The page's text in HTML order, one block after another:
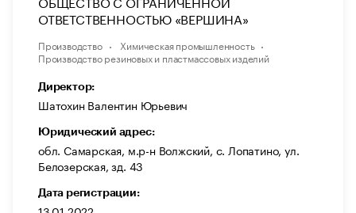
ОТВЕТСТВЕННОСТЬЮ «ВЕРШИНА»
Производство
Химическая промышленность
Производство резиновых и пластмассовых изделий
Директор:
Шатохин Валентин Юрьевич
Юридический адрес:
обл. Самарская, м.р-н Волжский, с. Лопатино, ул.
Белозерская, зд. 43
Дата регистрации: